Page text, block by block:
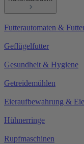
Futterautomaten &
Geflügelfutter
Gesundheit & Hygiene
Getreidemühlen
Eieraufbewahrung &
Hühnerringe
Rupfmaschinen